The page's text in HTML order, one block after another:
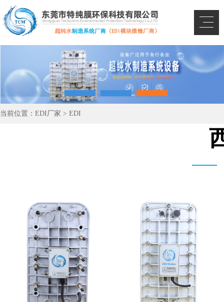
当前位置： EDI厂家 > EDI